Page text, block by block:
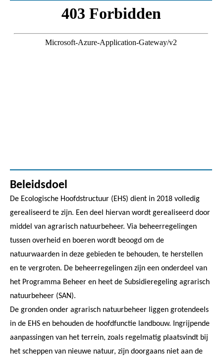
Beleidsdoel
De Ecologische Hoofdstructuur (EHS) dient in 2018 volledig
gerealiseerd te zijn. Een deel hiervan wordt gerealiseerd door
middel van agrarisch natuurbeheer. Via beheerregelingen
tussen overheid en boeren wordt beoogd om de
natuurwaarden in deze gebieden te behouden, te herstellen
en te vergroten. De beheerregelingen zijn een onderdeel van
het Programma Beheer en heet de Subsidieregeling agrarisch
natuurbeheer (SAN).
De gronden onder agrarisch natuurbeheer liggen grotendeels
in de EHS en behouden de hoofdfunctie landbouw. Ingrijpende
aanpassingen van het terrein, zoals regelmatig plaatsvindt bij
het scheppen van nieuwe natuur, zijn doorgaans niet aan de